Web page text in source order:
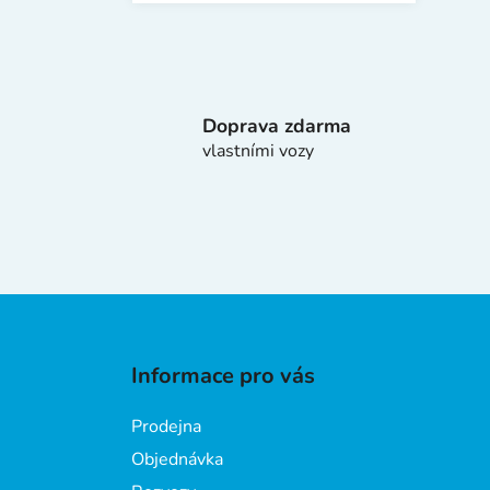
Doprava zdarma
vlastními vozy
Informace pro vás
Prodejna
Objednávka